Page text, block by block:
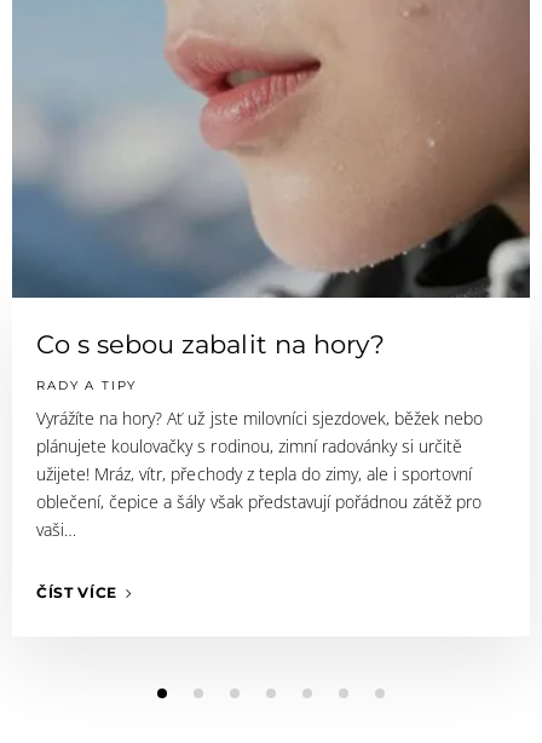
Co s sebou zabalit na hory?
RADY A TIPY
Vyrážíte na hory? Ať už jste milovníci sjezdovek, běžek nebo
plánujete koulovačky s rodinou, zimní radovánky si určitě
užijete! Mráz, vítr, přechody z tepla do zimy, ale i sportovní
oblečení, čepice a šály však představují pořádnou zátěž pro
vaši…
ČÍST VÍCE